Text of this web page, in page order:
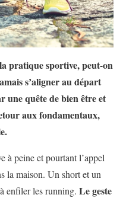
pratique sportive, peut-on
s’aligner au départ
une quête de bien être et
aux fondamentaux,
à peine et pourtant l’appel
la maison. Un short et un
enfiler les running. Le geste